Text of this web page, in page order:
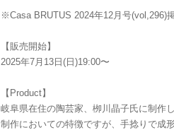
※Casa BRUTUS 2024年12月号(vol,296)
【販売開始】
2025年7月13日(日)19:00〜
【Product】
岐阜県在住の陶芸家、栁川晶子氏に制作
制作においての特徴ですが、手捻りで成